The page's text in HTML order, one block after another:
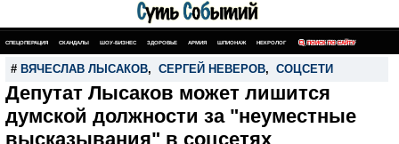
СПЕЦОПЕРАЦИЯ СКАНДАЛЫ ШОУ-БИЗНЕС ЗДОРОВЬЕ АРМИЯ ШПИОНАЖ НЕКРОЛОГ ПОИСК ПО САЙТУ
# ВЯЧЕСЛАВ ЛЫСАКОВ, СЕРГЕЙ НЕВЕРОВ, СОЦСЕТИ
Депутат Лысаков может лишится
думской должности за "неуместные
высказывания" в соцсетях